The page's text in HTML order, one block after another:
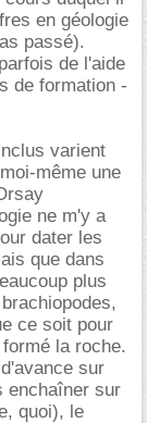
en géologie
passé).
de l'aide
de formation -
varient
même une
ne m'y a
dater les
que dans
plus
ce soit pour
la roche.
sur
enchaîner sur
quoi), le